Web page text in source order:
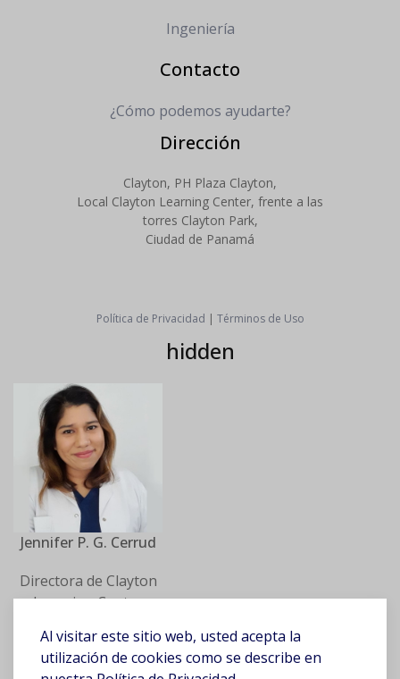
Al visitar este sitio web, usted acepta la
utilización de cookies como se describe en
Ingeniería
Contacto
¿Cómo podemos ayudarte?
Dirección
Clayton, PH Plaza Clayton,
Local Clayton Learning Center, frente a las
torres Clayton Park,
Ciudad de Panamá
Política de Privacidad | Términos de Uso
hidden
Jennifer P. G. Cerrud
Directora de Clayton
Learning Center
Neurociencias y
Educación